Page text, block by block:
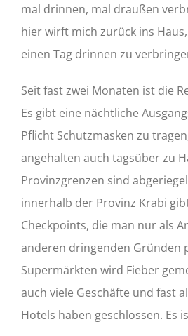
mal drinnen, mal draußen
hier wirft mich zurück ins
einen Tag drinnen zu
Seit fast zwei Monaten ist die
Es gibt eine nächtliche
Pflicht Schutzmasken zu
angehalten auch tagsüber zu
Provinzgrenzen sind
innerhalb der Provinz Krabi
Checkpoints, die man nur als
anderen dringenden Gründen
Supermärkten wird Fieber
auch viele Geschäfte und fast
Hotels haben geschlossen. Es